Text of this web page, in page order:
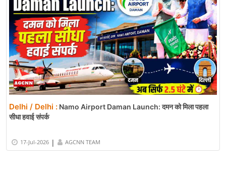
Delhi / Delhi : Namo Airport Daman Launch: दमन को मिला पहला
सीधा हवाई संपर्क
17-Jul-2026 | AGCNN TEAM